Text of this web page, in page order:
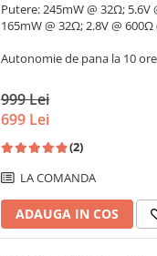
Putere: 245mW @ 32Ω; 5.6V
165mW @ 32Ω; 2.8V @
Autonomie de pana la 10 ore
999 Lei
699 Lei
(2)
LA COMANDA
ADAUGA IN COS